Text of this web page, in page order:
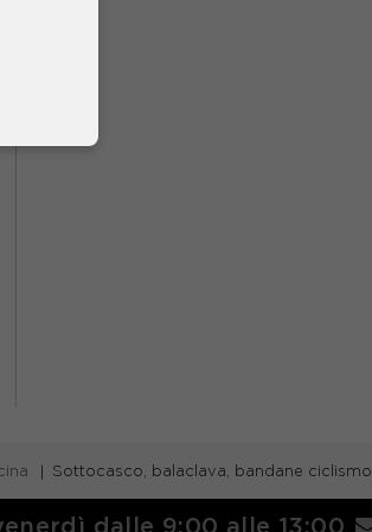
Sottocasco, balaclava, bandane ciclismo
dalle 9:00 alle 13:00